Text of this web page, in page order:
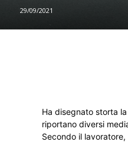
29/09/2021
Ha disegnato storta
riportano diversi
Secondo il